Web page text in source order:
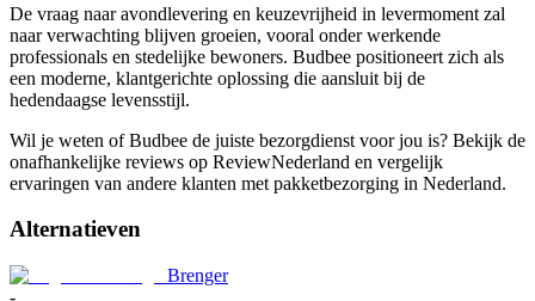
De vraag naar avondlevering en keuzevrijheid in levermoment zal
naar verwachting blijven groeien, vooral onder werkende
professionals en stedelijke bewoners. Budbee positioneert zich als
een moderne, klantgerichte oplossing die aansluit bij de
hedendaagse levensstijl.
Wil je weten of Budbee de juiste bezorgdienst voor jou is? Bekijk de
onafhankelijke reviews op ReviewNederland en vergelijk
ervaringen van andere klanten met pakketbezorging in Nederland.
Alternatieven
Brenger
-